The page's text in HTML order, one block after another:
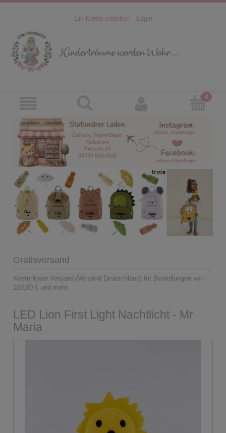
Ein Konto erstellen Login
Gratisversand
Kostenloser Versand (Versand Deutschland) für Bestellungen von
100,00 € und mehr.
LED Lion First Light Nachtlicht - Mr
Maria